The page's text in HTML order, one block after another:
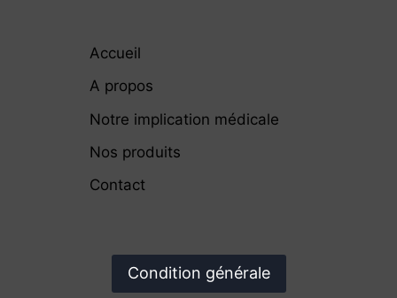
Accueil
A propos
Notre implication médicale
Nos produits
Contact
Condition générale